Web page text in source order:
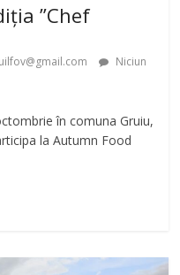
”Chef
Niciun
în comuna Gruiu,
la Autumn Food